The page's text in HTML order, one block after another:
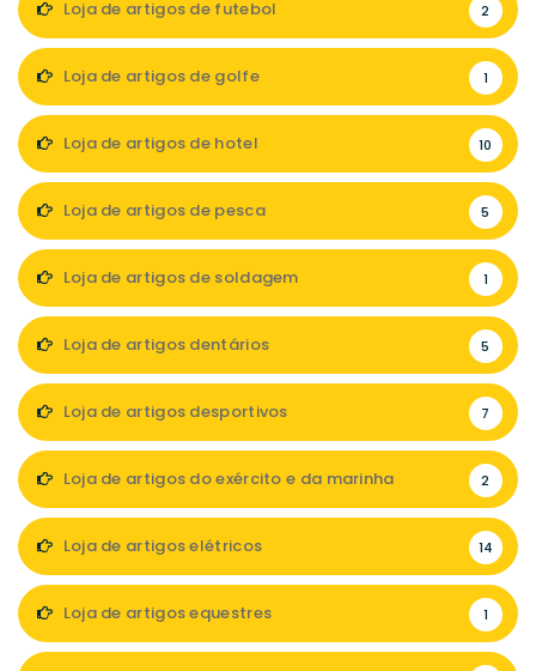
Loja de artigos de futebol 2
Loja de artigos de golfe 1
Loja de artigos de hotel 10
Loja de artigos de pesca 5
Loja de artigos de soldagem 1
Loja de artigos dentários 5
Loja de artigos desportivos 7
Loja de artigos do exército e da marinha 2
Loja de artigos elétricos 14
Loja de artigos equestres 1